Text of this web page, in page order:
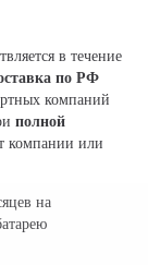
в течение
по РФ
компаний
полной
компании или
на